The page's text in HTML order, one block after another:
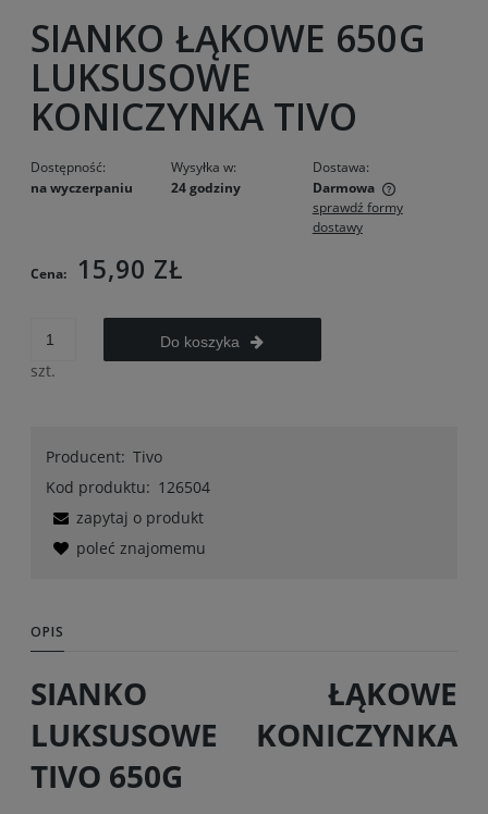
SIANKO ŁĄKOWE 650G
LUKSUSOWE
KONICZYNKA TIVO
Dostępność:
na wyczerpaniu
Wysyłka w:
24 godziny
Dostawa:
Darmowa
Cena nie zawiera ewentualnych kosztów płatności
sprawdź formy
dostawy
Cena: 15,90 ZŁ
szt.
Do koszyka
Producent: Tivo
Kod produktu: 126504
zapytaj o produkt
poleć znajomemu
OPIS
SIANKO ŁĄKOWE
LUKSUSOWE KONICZYNKA
TIVO 650G